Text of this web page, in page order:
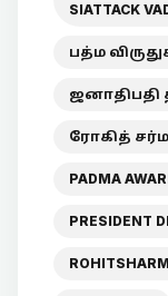
SIATTACK
பத்ம
ஜனாதிபதி
ரோகித்
PADMA
PRESIDENT